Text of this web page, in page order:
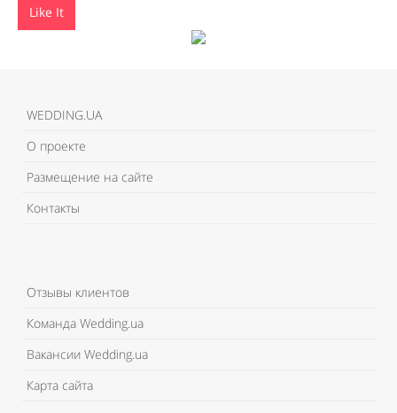
Like It
WEDDING.UA
О проекте
Размещение на сайте
Контакты
Отзывы клиентов
Команда Wedding.ua
Вакансии Wedding.ua
Карта сайта